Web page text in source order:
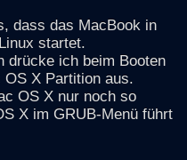
dass das MacBook in
startet.
drücke ich beim Booten
OS X Partition aus.
OS X nur noch so
X im GRUB-Menü führt